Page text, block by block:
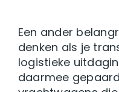
Een ander
denken als je
logistieke
daarmee